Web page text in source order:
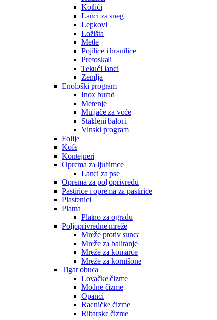
Kotlići
Lanci za sneg
Lepkovi
Ložišta
Metle
Pojilice i hranilice
Prefoskali
Tekući lanci
Zemlja
Enološki program
Inox burad
Merenje
Muljače za voće
Stakleni baloni
Vinski program
Folije
Kofe
Kontejneri
Oprema za ljubimce
Lanci za pse
Oprema za poljoprivredu
Pastirice i oprema za pastirice
Plastenici
Platna
Platno za ogradu
Poljoprivredne mreže
Mreže protiv sunca
Mreže za baliranje
Mreže za komarce
Mreže za kornišone
Tigar obuća
Lovačke čizme
Modne čizme
Opanci
Radničke čizme
Ribarske čizme